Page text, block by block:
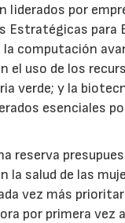
liderados por
para
computación
uso de los
verde; y la
esenciales
reserva
salud de las
vez más
por primera vez